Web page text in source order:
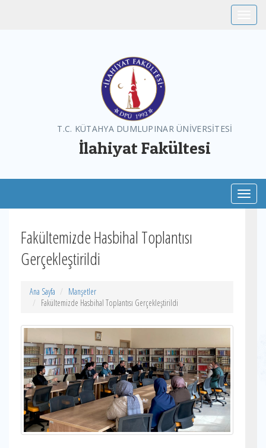
T.C. KÜTAHYA DUMLUPINAR ÜNİVERSİTESİ
İlahiyat Fakültesi
Fakültemizde Hasbihal Toplantısı
Gerçekleştirildi
Ana Sayfa
Manşetler
Fakültemizde Hasbihal Toplantısı Gerçekleştirildi